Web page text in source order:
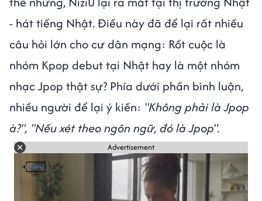
- hát tiếng Nhật. Điều này đã để lại rất nhiều
câu hỏi lớn cho cư dân mạng: Rốt cuộc là
nhóm Kpop debut tại Nhật hay là một nhóm
nhạc Jpop thật sự? Phía dưới phần bình luận,
nhiều người để lại ý kiến: "Không phải là Jpop
à?", "Nếu xét theo ngôn ngữ, đó là Jpop".
Advertisement